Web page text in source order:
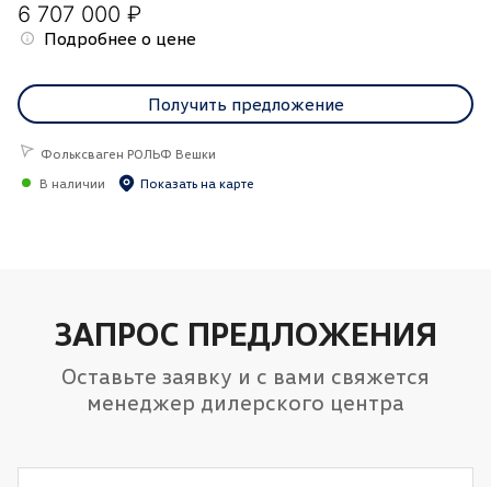
6 707 000 ₽
Подробнее о цене
Получить предложение
Фольксваген РОЛЬФ Вешки
В наличии
Показать на карте
ЗАПРОС ПРЕДЛОЖЕНИЯ
Оставьте заявку и с вами свяжется
менеджер дилерского центра